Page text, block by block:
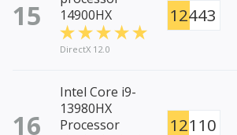
15
14900HX
DirectX 12.0
12443
16
Intel Core i9-
13980HX
Processor
12110